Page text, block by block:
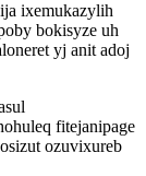
ixemukazylih
bokisyze uh
yj anit adoj
fitejanipage
ozuvixureb